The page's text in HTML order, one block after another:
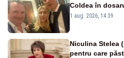
Coldea în
Păcuraru
1 aug. 2026, 14:39
Niculina Stelea
pentru care